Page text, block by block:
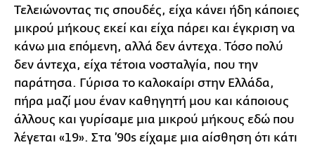
Τελειώνοντας τις σπουδές, είχα κάνει ήδη κάποιες
μικρού μήκους εκεί και είχα πάρει και έγκριση να
κάνω μια επόμενη, αλλά δεν άντεχα. Τόσο πολύ
δεν άντεχα, είχα τέτοια νοσταλγία, που την
παράτησα. Γύρισα το καλοκαίρι στην Ελλάδα,
πήρα μαζί μου έναν καθηγητή μου και κάποιους
άλλους και γυρίσαμε μια μικρού μήκους εδώ που
λέγεται «19». Στα ’90s είχαμε μια αίσθηση ότι κάτι